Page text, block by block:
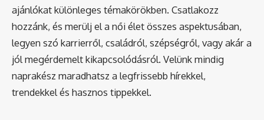
ajánlókat különleges témakörökben. Csatlakozz
hozzánk, és merülj el a női élet összes aspektusában,
legyen szó karrierről, családról, szépségről, vagy akár a
jól megérdemelt kikapcsolódásról. Velünk mindig
naprakész maradhatsz a legfrissebb hírekkel,
trendekkel és hasznos tippekkel.